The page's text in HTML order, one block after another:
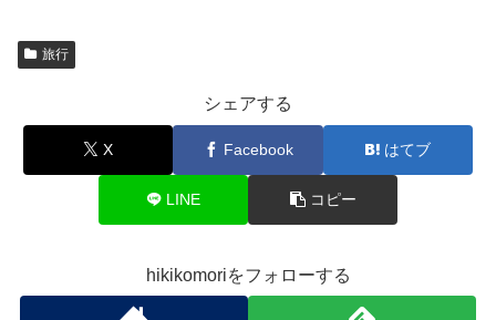
旅行
シェアする
X Facebook はてブ
LINE コピー
hikikomoriをフォローする